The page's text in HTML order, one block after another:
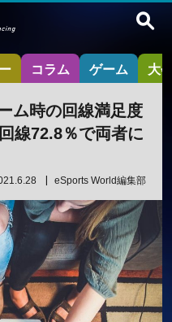
コラム ゲーム 大
ム時の回線満足度
線72.8％で両者に
eSports World編集部